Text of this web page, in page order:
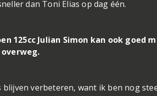
dan Toni Elias op dag één.
125cc Julian Simon kan ook goed
blijven verbeteren, want ik ben nog